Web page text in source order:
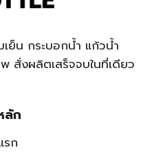
ย็น กระบอกน้ำ แก้วน้ำ
สั่งผลิตเสร็จจบในที่เดียว
ลัก
รก